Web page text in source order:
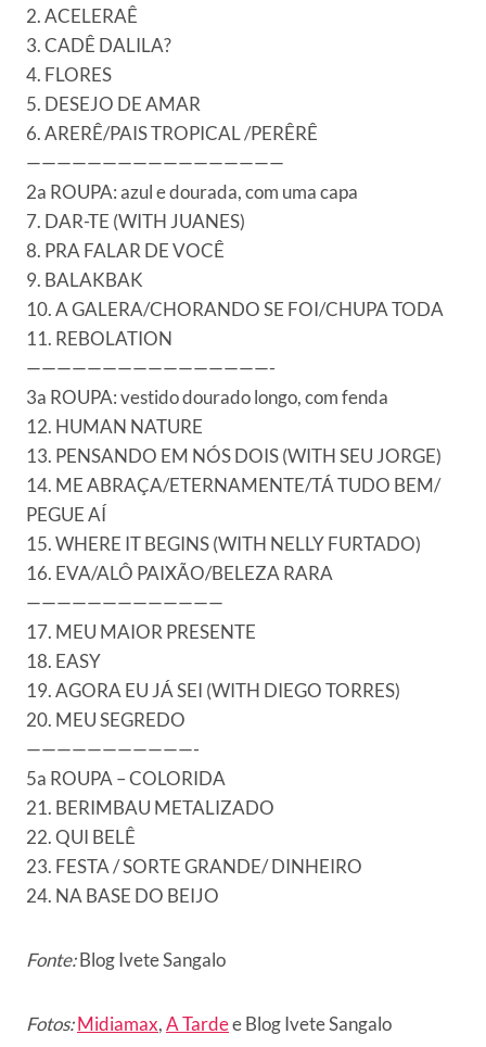
2. ACELERAÊ
3. CADÊ DALILA?
4. FLORES
5. DESEJO DE AMAR
6. ARERÊ/PAIS TROPICAL /PERÊRÊ
—————————————————
2a ROUPA: azul e dourada, com uma capa
7. DAR-TE (WITH JUANES)
8. PRA FALAR DE VOCÊ
9. BALAKBAK
10. A GALERA/CHORANDO SE FOI/CHUPA TODA
11. REBOLATION
————————————————-
3a ROUPA: vestido dourado longo, com fenda
12. HUMAN NATURE
13. PENSANDO EM NÓS DOIS (WITH SEU JORGE)
14. ME ABRAÇA/ETERNAMENTE/TÁ TUDO BEM/
PEGUE AÍ
15. WHERE IT BEGINS (WITH NELLY FURTADO)
16. EVA/ALÔ PAIXÃO/BELEZA RARA
—————————————
17. MEU MAIOR PRESENTE
18. EASY
19. AGORA EU JÁ SEI (WITH DIEGO TORRES)
20. MEU SEGREDO
———————————-
5a ROUPA – COLORIDA
21. BERIMBAU METALIZADO
22. QUI BELÊ
23. FESTA / SORTE GRANDE/ DINHEIRO
24. NA BASE DO BEIJO
Fonte:Blog Ivete Sangalo
Fotos:Midiamax,A Tardee Blog Ivete Sangalo